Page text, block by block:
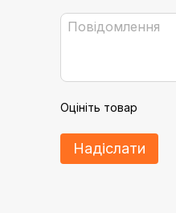
Оцініть товар
Надіслати